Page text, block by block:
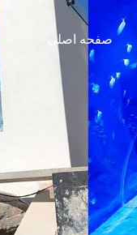
صفحه اصلی